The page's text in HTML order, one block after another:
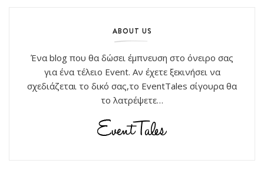
ABOUT US
Ένα blog που θα δώσει έμπνευση στο όνειρο σας
για ένα τέλειο Event. Αν έχετε ξεκινήσει να
σχεδιάζεται το δικό σας,το EventTales σίγουρα θα
το λατρέψετε…